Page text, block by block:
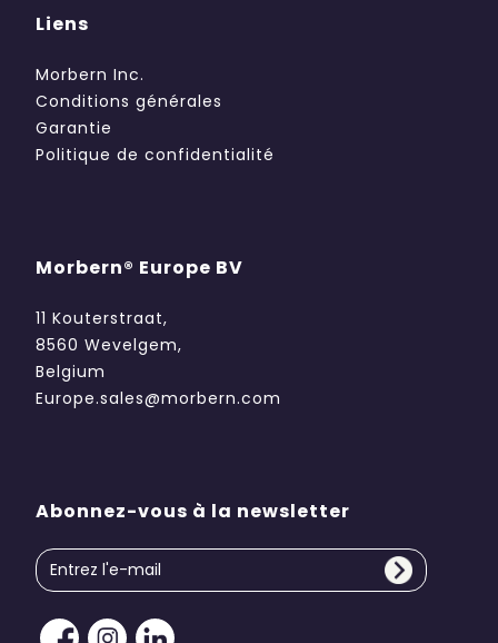
Liens
Morbern Inc.
Conditions générales
Garantie
Politique de confidentialité
Morbern® Europe BV
11 Kouterstraat,
8560 Wevelgem,
Belgium
Europe.sales@morbern.com
Abonnez-vous à la newsletter